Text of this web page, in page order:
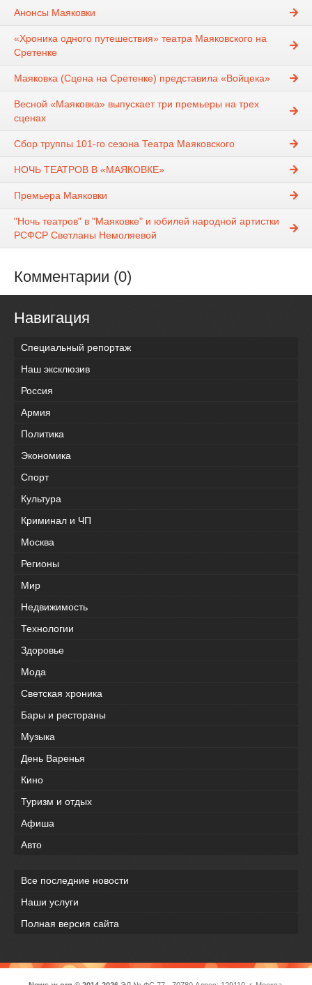
Анонсы Маяковки
«Хроника одного путешествия» театра Маяковского на
Сретенке
Маяковка (Сцена на Сретенке) представила «Войцека»
Весной «Маяковка» выпускает три премьеры на трех
сценах
Сбор труппы 101-го сезона Театра Маяковского
НОЧЬ ТЕАТРОВ В «МАЯКОВКЕ»
Премьера Маяковки
"Ночь театров" в "Маяковке" и юбилей народной артистки
РСФСР Светланы Немоляевой
Комментарии (0)
Навигация
Специальный репортаж
Наш эксклюзив
Россия
Армия
Политика
Экономика
Спорт
Культура
Криминал и ЧП
Москва
Регионы
Мир
Недвижимость
Технологии
Здоровье
Мода
Светская хроника
Бары и рестораны
Музыка
День Варенья
Кино
Туризм и отдых
Афиша
Авто
Все последние новости
Наши услуги
Полная версия сайта